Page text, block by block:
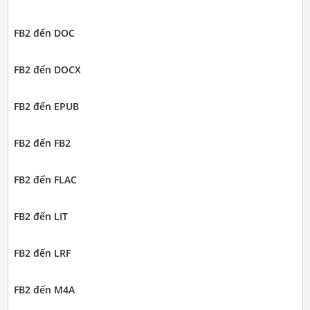
FB2 đến DOC
FB2 đến DOCX
FB2 đến EPUB
FB2 đến FB2
FB2 đến FLAC
FB2 đến LIT
FB2 đến LRF
FB2 đến M4A